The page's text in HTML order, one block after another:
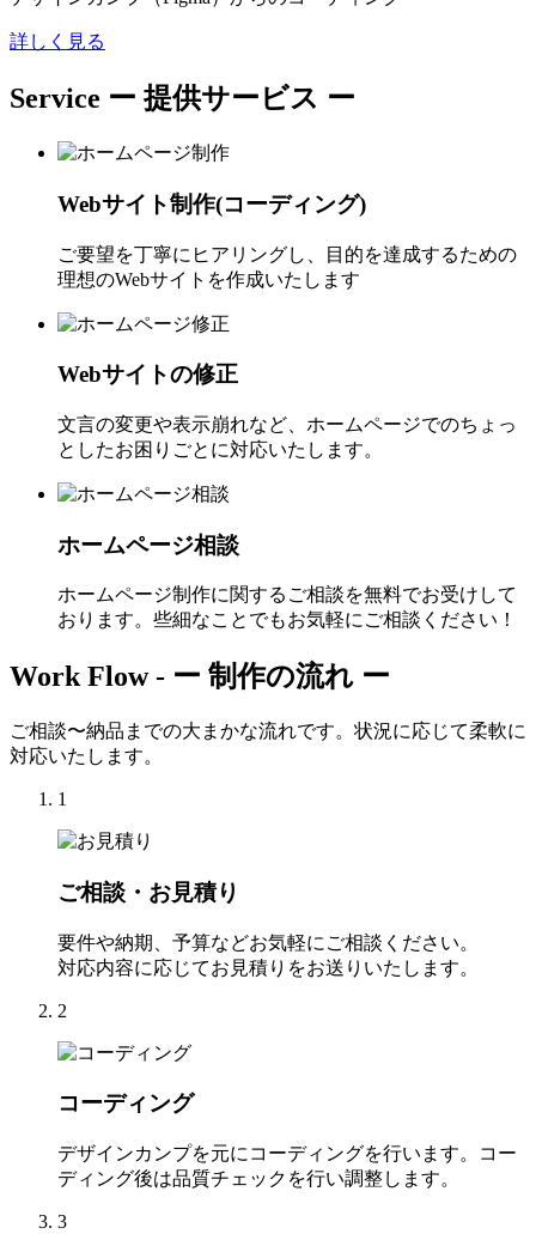
詳しく見る
Service ー 提供サービス ー
Webサイト制作(コーディング)
ご要望を丁寧にヒアリングし、目的を達成するための
理想のWebサイトを作成いたします
Webサイトの修正
文言の変更や表示崩れなど、ホームページでのちょっ
としたお困りごとに対応いたします。
ホームページ相談
ホームページ制作に関するご相談を無料でお受けして
おります。些細なことでもお気軽にご相談ください！
Work Flow - ー 制作の流れ ー
ご相談〜納品までの大まかな流れです。状況に応じて柔軟に
対応いたします。
1
ご相談・お見積り
要件や納期、予算などお気軽にご相談ください。
対応内容に応じてお見積りをお送りいたします。
2
コーディング
デザインカンプを元にコーディングを行います。コー
ディング後は品質チェックを行い調整します。
3